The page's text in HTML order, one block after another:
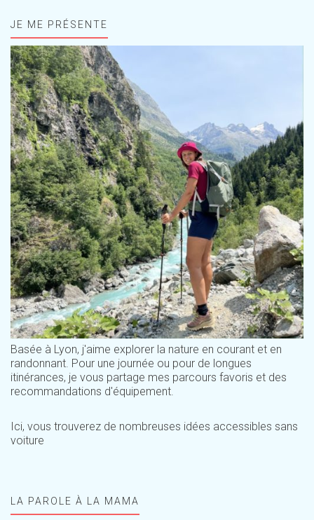
JE ME PRÉSENTE
Basée à Lyon, j'aime explorer la nature en courant et en
randonnant. Pour une journée ou pour de longues
itinérances, je vous partage mes parcours favoris et des
recommandations d'équipement.
Ici, vous trouverez de nombreuses idées accessibles sans
voiture
LA PAROLE À LA MAMA